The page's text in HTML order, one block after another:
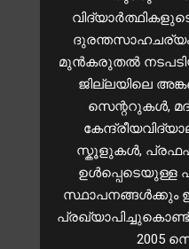
ദുരന്തസാഹചര്യം
മുന്‍കരുതല്‍
ജില്ലയിലെ
സെന്ററുകൾ,
സ്കൂളുകള്‍,
ഉള്‍പ്പെടെയുള്ള
സ്ഥാപനങ്ങള്‍ക്കും
പ്രഖ്യാപിച്ചുകൊണ്ട്
2005